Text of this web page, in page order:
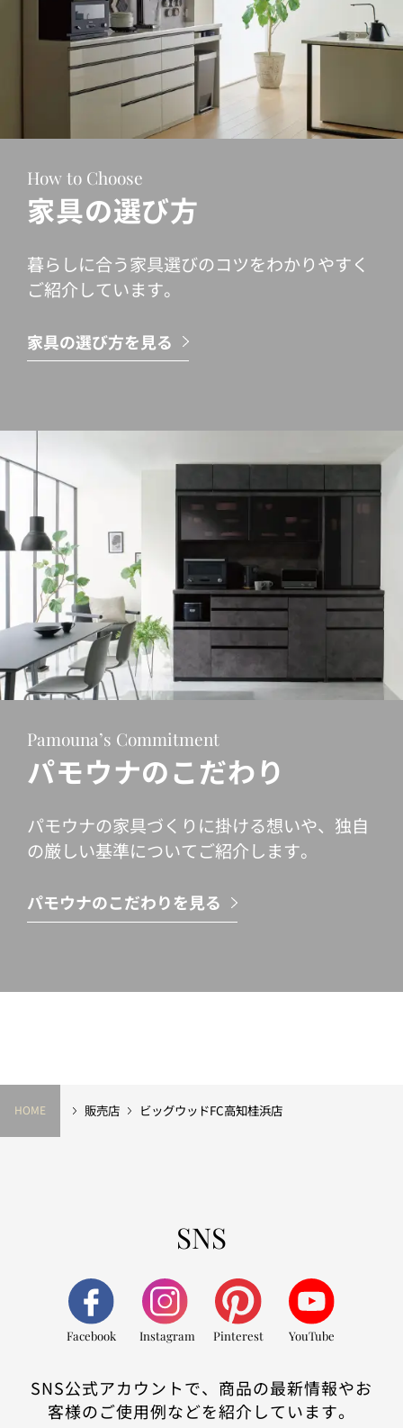
How to Choose
家具の選び方
暮らしに合う家具選びのコツをわかりやすく
ご紹介しています。
家具の選び方を見る
Pamouna’s Commitment
パモウナのこだわり
パモウナの家具づくりに掛ける想いや、独自
の厳しい基準についてご紹介します。
パモウナのこだわりを見る
HOME 販売店 ビッグウッドFC高知桂浜店
SNS
Facebook Instagram Pinterest YouTube
SNS公式アカウントで、商品の最新情報やお
客様のご使用例などを紹介しています。